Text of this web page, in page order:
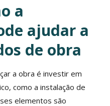
a
ajudar a
de obra
a obra é investir em
como a instalação de
elementos são